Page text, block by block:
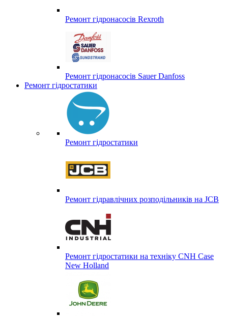
Ремонт гідронасосів Rexroth
Ремонт гідронасосів Sauer Danfoss
Ремонт гідростатики
Ремонт гідростатики
Ремонт гідравлічних розподільників на JCB
Ремонт гідростатики на техніку CNH Case
New Holland